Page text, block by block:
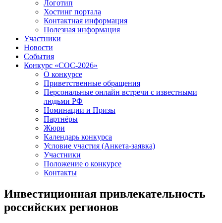
Логотип
Хостинг портала
Контактная информация
Полезная информация
Участники
Новости
События
Конкурс «СОС-2026»
О конкурсе
Приветственные обращения
Персональные онлайн встречи с известными
людьми РФ
Номинации и Призы
Партнёры
Жюри
Календарь конкурса
Условие участия (Анкета-заявка)
Участники
Положение о конкурсе
Контакты
Инвестиционная привлекательность
российских регионов